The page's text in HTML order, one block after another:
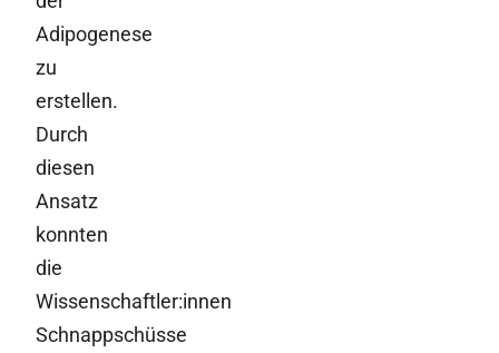
Adipogenese
zu
erstellen.
Durch
diesen
Ansatz
konnten
die
Wissenschaftler:innen
Schnappschüsse